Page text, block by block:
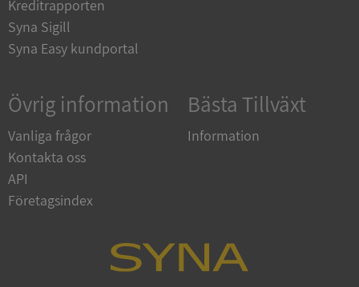
Kreditrapporten
Syna Sigill
Syna Easy kundportal
Övrig information
Vanliga frågor
Kontakta oss
API
Företagsindex
Bästa Tillväxt
Information
Corporation